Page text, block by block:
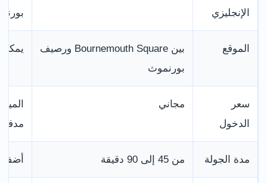
الإنجليزي
الموقع
بين Bournemouth Square ورصيف
بورنموث
يمكن
سعر
الدخول
مجاني
مدة الجولة من 45 إلى 90 دقيقة أضف